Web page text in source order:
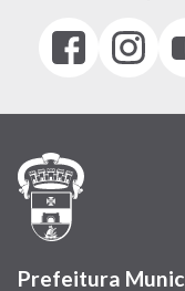
Facebook
(link
em
janela)
Instagram
(link
em
em
Prefeitura